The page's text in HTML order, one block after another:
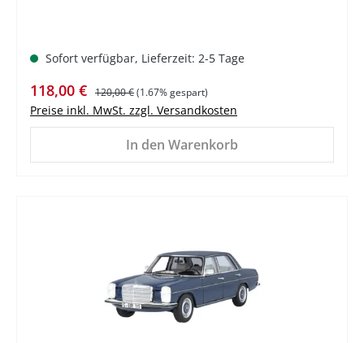
Sofort verfügbar, Lieferzeit: 2-5 Tage
Verkaufspreis:
118,00 € Regulärer Preis:
120,00 €(1.67% gespart)
Preise inkl. MwSt. zzgl. Versandkosten
In den Warenkorb